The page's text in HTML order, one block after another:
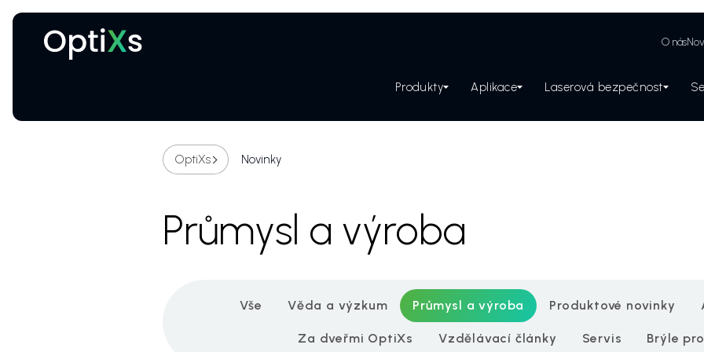
O nás
Produkty Aplikace Laserová bezpečnost
OptiXs Novinky
Průmysl a výroba
Vše Věda a výzkum Průmysl a výroba Produktové novinky
Za dveřmi OptiXs Vzdělávací články Servis Brýle